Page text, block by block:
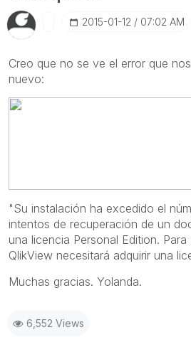
‎2015-01-12 07:02 AM
Creo que no se ve el error que
nuevo:
"Su instalación ha excedido el
intentos de recuperación de un
una licencia Personal Edition.
QlikView necesitará adquirir una
Muchas gracias. Yolanda.
6,552 Views